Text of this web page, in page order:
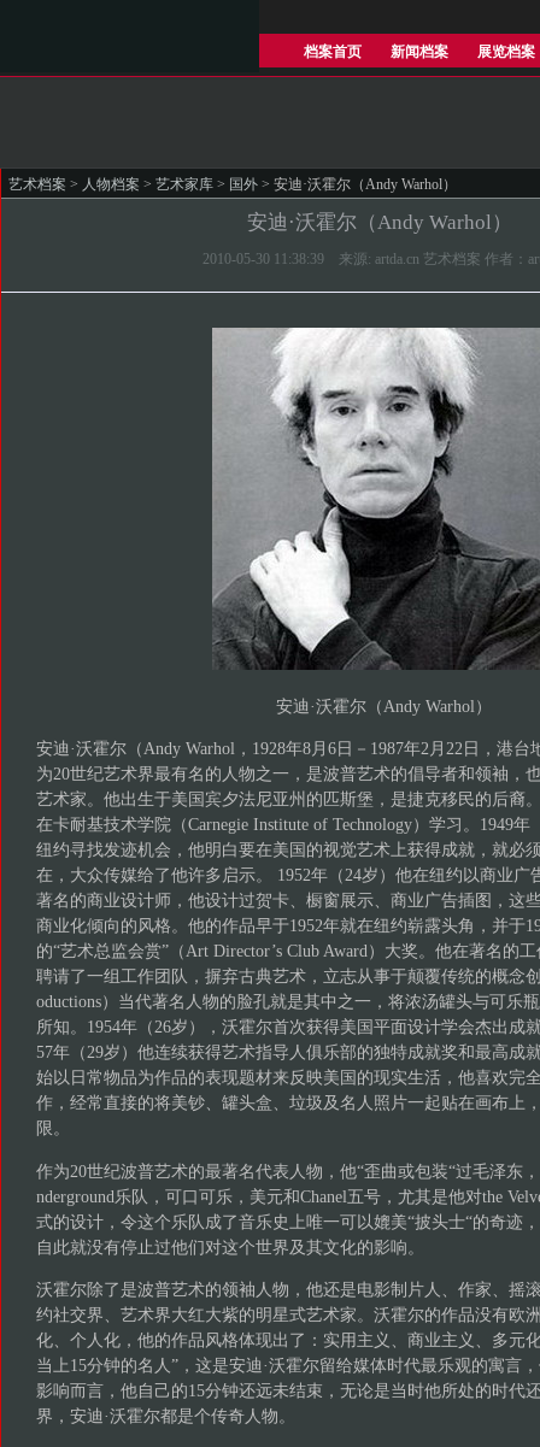
档案首页 新闻档案 展览档案
艺术档案 > 人物档案 > 艺术家库 > 国外 > 安迪·沃霍尔（Andy Warhol）
安迪·沃霍尔（Andy Warhol）
2010-05-30 11:38:39 来源: artda.cn 艺术档案 作者：
安迪·沃霍尔（Andy Warhol）
安迪·沃霍尔（Andy Warhol，1928年8月6日－1987年2月22日，港
为20世纪艺术界最有名的人物之一，是波普艺术的倡导者和领袖，
艺术家。他出生于美国宾夕法尼亚州的匹斯堡，是捷克移民的后裔
在卡耐基技术学院（Carnegie Institute of Technology）学习。1949
纽约寻找发迹机会，他明白要在美国的视觉艺术上获得成就，就必
在，大众传媒给了他许多启示。 1952年（24岁）他在纽约以商业广
著名的商业设计师，他设计过贺卡、橱窗展示、商业广告插图，这
商业化倾向的风格。他的作品早于1952年就在纽约崭露头角，并于
的“艺术总监会赏”（Art Director’s Club Award）大奖。他在著名的
聘请了一组工作团队，摒弃古典艺术，立志从事于颠覆传统的概念
oductions）当代著名人物的脸孔就是其中之一，将浓汤罐头与可乐
所知。1954年（26岁），沃霍尔首次获得美国平面设计学会杰出成
57年（29岁）他连续获得艺术指导人俱乐部的独特成就奖和最高成
始以日常物品为作品的表现题材来反映美国的现实生活，他喜欢完
作，经常直接的将美钞、罐头盒、垃圾及名人照片一起贴在画布上
限。
作为20世纪波普艺术的最著名代表人物，他“歪曲或包装“过毛泽东
nderground乐队，可口可乐，美元和Chanel五号，尤其是他对the
式的设计，令这个乐队成了音乐史上唯一可以媲美“披头士“的奇迹，
自此就没有停止过他们对这个世界及其文化的影响。
沃霍尔除了是波普艺术的领袖人物，他还是电影制片人、作家、摇
约社交界、艺术界大红大紫的明星式艺术家。沃霍尔的作品没有欧
化、个人化，他的作品风格体现出了：实用主义、商业主义、多元
当上15分钟的名人”，这是安迪·沃霍尔留给媒体时代最乐观的寓言
影响而言，他自己的15分钟还远未结束，无论是当时他所处的时代
界，安迪·沃霍尔都是个传奇人物。